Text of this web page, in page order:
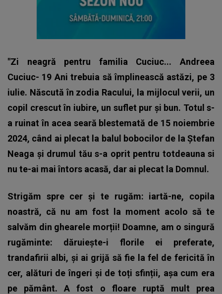
"Zi neagră pentru familia Cuciuc... ​Andreea
Cuciuc- 19 Ani trebuia să împlinească astăzi, pe 3
iulie. Născută în zodia Racului, la mijlocul verii, un
copil crescut în iubire, un suflet pur și bun. Totul s-
a ruinat în acea seară blestemată de 15 noiembrie
2024, când ai plecat la balul bobocilor de la Ștefan
Neaga și drumul tău s-a oprit pentru totdeauna si
nu te-ai mai întors acasă, dar ai plecat la Domnul.
Strigăm spre cer și te rugăm: iartă-ne, copila
noastră, că nu am fost la moment acolo să te
salvăm din ghearele morții! Doamne, am o singură
rugăminte: dăruiește-i florile ei preferate,
trandafirii albi, și ai grijă să fie la fel de fericită în
cer, alături de îngeri și de toți sfinții, așa cum era
pe pământ. A fost o floare ruptă mult prea